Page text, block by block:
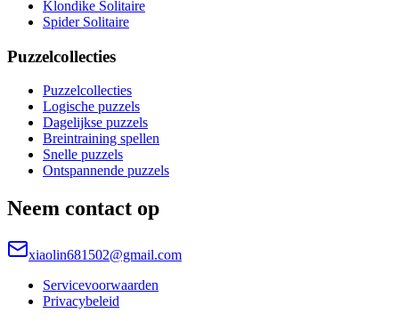
Klondike Solitaire
Spider Solitaire
Puzzelcollecties
Puzzelcollecties
Logische puzzels
Dagelijkse puzzels
Breintraining spellen
Snelle puzzels
Ontspannende puzzels
Neem contact op
xiaolin681502@gmail.com
Servicevoorwaarden
Privacybeleid